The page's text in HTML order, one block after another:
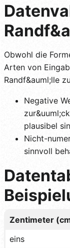
Obwohl die
Arten von
Randf&auml;lle
Negative
plausibel
Nicht-
sinnvoll
Zentimeter
eins